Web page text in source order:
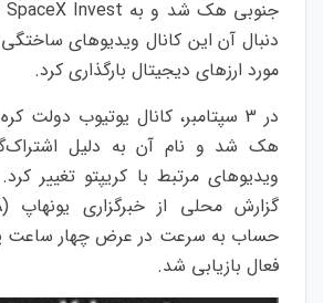
دنبال آن این کانال ویدیوهای
مورد ارزهای دیجیتال بارگذاری کرد.
در 3 سپتامبر، کانال یوتیوب دولت
هک شد و نام آن به دلیل
ویدیوهای مرتبط با کریپتو تغییر
حساب به سرعت در عرض چهار ساعت
فعال بازیابی شد.